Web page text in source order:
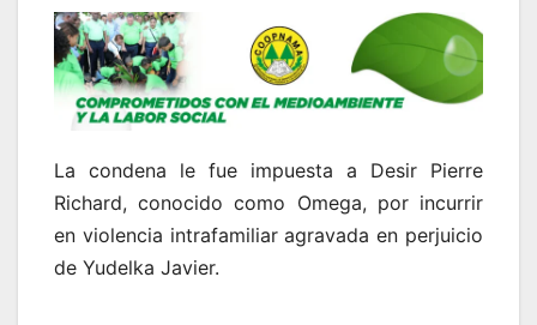
La condena le fue impuesta a Desir Pierre
Richard, conocido como Omega, por incurrir
en violencia intrafamiliar agravada en perjuicio
de Yudelka Javier.